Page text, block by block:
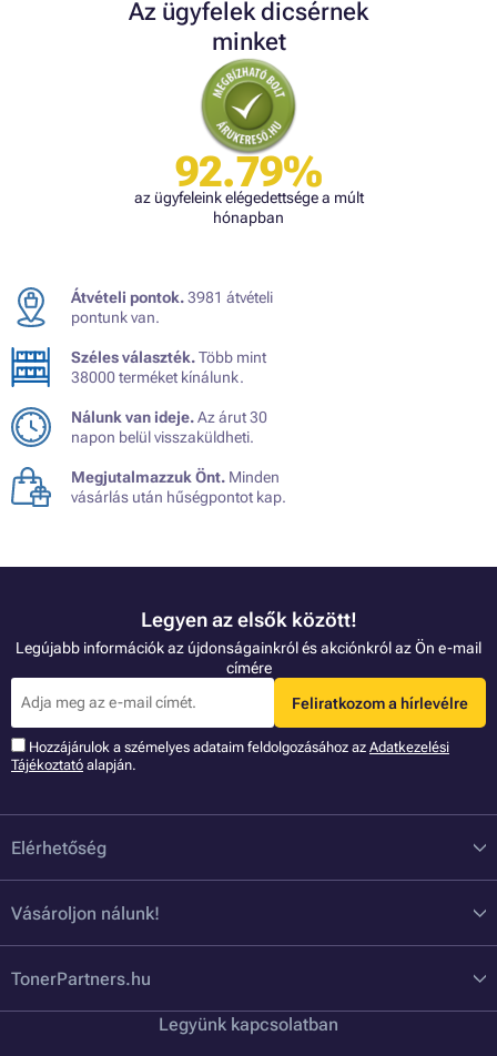
Az ügyfelek dicsérnek
minket
92.79%
az ügyfeleink elégedettsége a múlt
hónapban
Átvételi pontok.3981 átvételi
pontunk van.
Széles választék.Több mint
38000 terméket kínálunk.
Nálunk van ideje.Az árut 30
napon belül visszaküldheti.
Megjutalmazzuk Önt. Minden
vásárlás után hűségpontot kap.
Legyen az elsők között!
Legújabb információk az újdonságainkról és akciónkról az Ön e-mail
címére
Feliratkozom a hírlevélre
Hozzájárulok a szémelyes adataim feldolgozásához az Adatkezelési
Tájékoztató alapján.
Elérhetőség
Vásároljon nálunk!
TonerPartners.hu
Legyünk kapcsolatban